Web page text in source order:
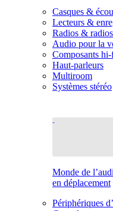
Casques &
Lecteurs &
Radios &
Audio pour la
Composants
Haut-parleurs
Multiroom
Systèmes stéréo
Monde de
en déplacement
Périphériques